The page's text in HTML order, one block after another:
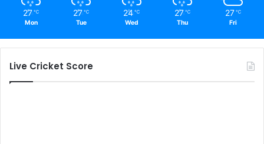
27 ℃
Mon
27 ℃
Tue
24 ℃
Wed
27 ℃
Thu
27 ℃
Fri
Live Cricket Score